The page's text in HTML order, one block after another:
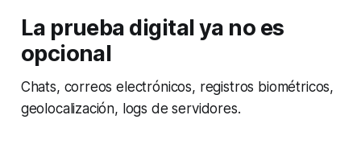
La prueba digital ya no es
opcional
Chats, correos electrónicos, registros biométricos,
geolocalización, logs de servidores.